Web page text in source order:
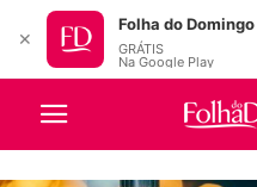
✕
Folha do Domingo
GRÁTIS
Na Google Play